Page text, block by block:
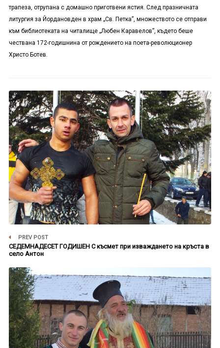
трапеза, отрупана с домашно приготвени ястия. След празничната
литургия за Йордановден в храм „Св. Петка”, множеството се отправи
към библиотеката на читалище „Любен Каравелов”, където беше
чествана 172-годишнина от рождението на поета-революционер
Христо Ботев.
PREV POST
СЕДЕМНАДЕСЕТ ГОДИШЕН С късмет при изваждането на кръста в
село Антон